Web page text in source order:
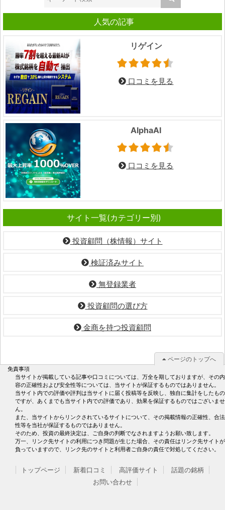
人気の記事
リゲイン
口コミを見る
AlphaAI
口コミを見る
サイト一覧(カテゴリー別)
投資顧問（株情報）サイト
検証済みサイト
無登録業者
投資顧問の選び方
金商を持つ投資顧問
免責事項
当サイトが掲載している記事や口コミについては、万全を期しておりますが、その内
容の正確性および安全性等については、当サイトが保証するものではありません。
当サイト内での評価や評判は当サイトに届く投稿等を反映し、独自に集計をしたもの
ですが、あくまでも当サイト内での評価であり、効果を保証するものではございませ
ん。
また、当サイトからリンクされているサイトについて、その掲載情報の正確性、合法
性等を当社が保証するものではありません。
そのため、投資の最終決定は、ご自身の判断でなされますようお願い致します。
万一、リンク先サイトの利用につき問題が生じた場合、その責任はリンク先サイトが
負っていますので、リンク先のサイトと利用者ご自身の責任で対処してください。
トップページ 新着口コミ 高評価サイト
話題の銘柄
お問い合わせ
ページのトップへ